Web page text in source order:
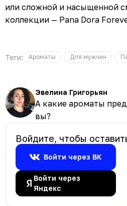
или сложной и насыщенной
коллекции — Pana Dora
Теги: Ароматы Для мужчин
Эвелина Григорьян
А какие ароматы
вы?
Войдите, чтобы
Войти через ВК
Войти через
Яндекс